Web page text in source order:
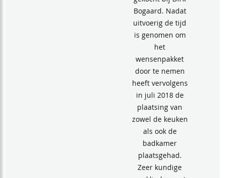
Bogaard. Nadat
uitvoerig de tijd
is genomen om
het
wensenpakket
door te nemen
heeft vervolgens
in juli 2018 de
plaatsing van
zowel de keuken
als ook de
badkamer
plaatsgehad.
Zeer kundige